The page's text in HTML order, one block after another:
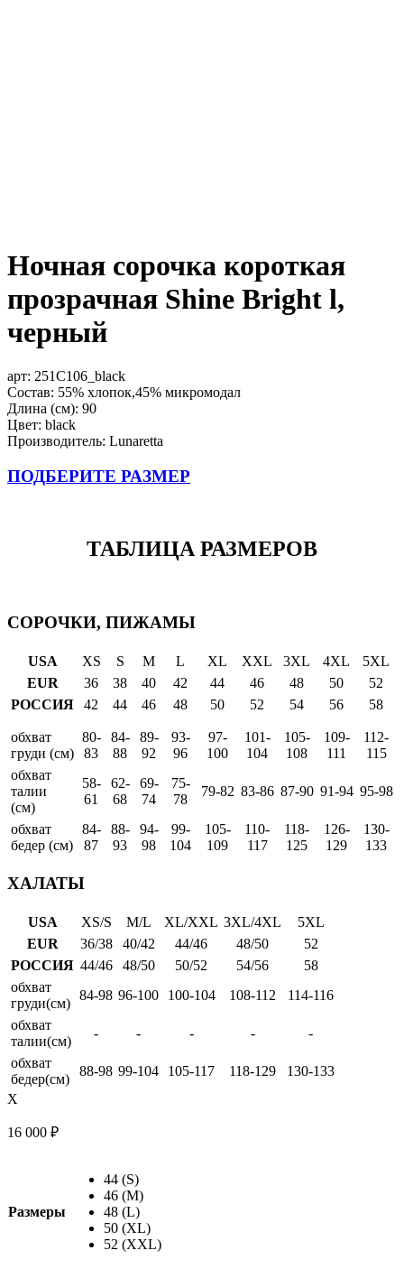
Ночная сорочка короткая
прозрачная Shine Bright l,
черный
арт: 251C106_black
Состав: 55% хлопок,45% микромодал
Длина (см): 90
Цвет: black
Производитель: Lunaretta
ПОДБЕРИТЕ РАЗМЕР
ТАБЛИЦА РАЗМЕРОВ
СОРОЧКИ, ПИЖАМЫ
USA XS S M L XL XXL 3XL 4XL
5XL
EUR
36 38 40 42 44 46 48 50
52
РОССИЯ
42 44 46 48 50 52 54 56 58
обхват
груди (см)
80-
83
84-
88
89-
92
93-
96
97-
100
101-
104
105-
108
109-
111
112-
115
обхват
талии
(см)
58-
61
62-
68
69-
74
75-
78
79-82 83-86 87-90 91-94 95-98
обхват
бедер (см)
84-
87
88-
93
94-
98
99-
104
105-
109
110-
117
118-
125
126-
129
130-
133
ХАЛАТЫ
USA XS/S M/L XL/XXL 3XL/4XL
5XL
EUR
36/38 40/42 44/46 48/50
52
РОССИЯ 44/46 48/50 50/52 54/56
58
обхват
груди(см)
84-98 96-100 100-104 108-112
114-116
обхват
талии(см)
- - - -
-
обхват
бедер(см)
88-98 99-104 105-117 118-129
130-133
X
16 000 ₽
Размеры
44 (S)
46 (M)
48 (L)
50 (XL)
52 (XXL)